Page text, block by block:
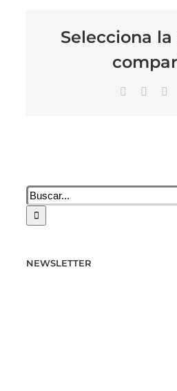
Selecciona
Facebook
Buscar:
NEWSLETTER